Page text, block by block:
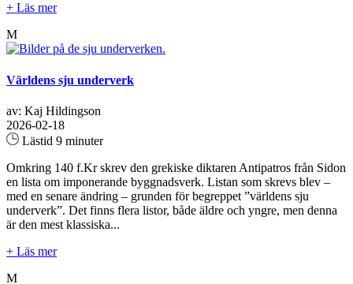
+ Läs mer
M
Världens sju underverk
av: Kaj Hildingson
2026-02-18
Lästid 9 minuter
Omkring 140 f.Kr skrev den grekiske diktaren Antipatros från Sidon
en lista om imponerande byggnadsverk. Listan som skrevs blev –
med en senare ändring – grunden för begreppet ”världens sju
underverk”. Det finns flera listor, både äldre och yngre, men denna
är den mest klassiska...
+ Läs mer
M